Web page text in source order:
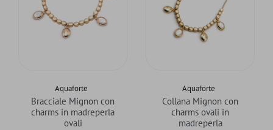
Aquaforte
Bracciale Mignon con
charms in madreperla
ovali
Aquaforte
Collana Mignon con
charms ovali in
madreperla